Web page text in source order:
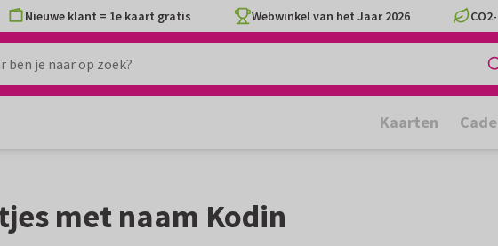
Nieuwe klant = 1e kaart gratis Webwinkel van het Jaar 2026
Kaarten
met naam Kodin